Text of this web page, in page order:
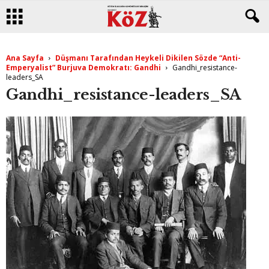
Ana Sayfa
Düşmanı Tarafından Heykeli Dikilen Sözde “Anti-
Emperyalist” Burjuva Demokratı: Gandhi
Gandhi_resistance-
leaders_SA
Gandhi_resistance-leaders_SA